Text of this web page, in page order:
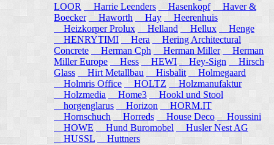
LOOR
Harrie Leenders Hasenkopf
Haver &
Boecker
Haworth Hay
Heerenhuis
Heizkorper Prolux
Helland Hellux
Henge
HENRYTIMI
Hera
Hering Architectural
Concrete
Herman Cph Herman Miller
Herman
Miller Europe
Hess HEWI Hey-Sign
Hirsch
Glass
Hirt Metallbau Hisbalit
Holmegaard
Holmris Office
HOLTZ
Holzmanufaktur
Holzmedia
Home3
Hookl und Stool
horgenglarus
Horizon
HORM.IT
Hornschuch
Horreds House Deco
Houssini
HOWE
Hund Buromobel
Husler Nest AG
HUSSL
Huttners